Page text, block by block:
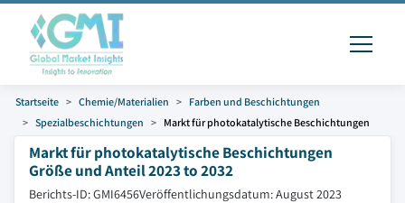
Startseite Chemie/Materialien
Farben und Beschichtungen
Spezialbeschichtungen
Markt für photokatalytische Beschichtungen
Markt für photokatalytische Beschichtungen
Größe und Anteil 2023 to 2032
Berichts-ID: GMI6456Veröffentlichungsdatum: August 2023